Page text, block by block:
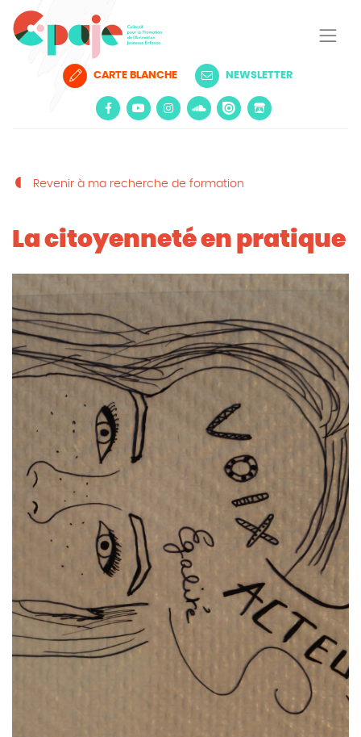
CARTE BLANCHE NEWSLETTER
Revenir à ma recherche de formation
La citoyenneté en pratique